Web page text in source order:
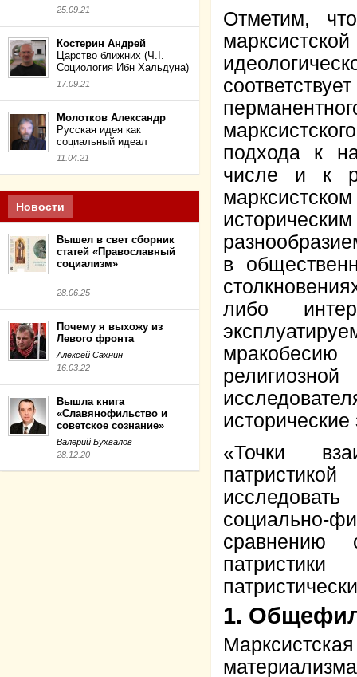
25.09.21
Костерин Андрей
Царство ближних (Ч.I.
Социология Ибн Хальдуна)
17.09.21
Молотков Александр
Русская идея как
социальный идеал
11.04.21
Новости
Вышел в свет сборник
статей «Православный
социализм»
28.06.25
Почему я выхожу из
Левого фронта
Алексей Сахнин
16.03.22
Вышла книга
«Славянофильство и
советское сознание»
Валерий Бухвалов
28.12.20
Отметим,
подхода к
числе и к
в
либо
мракобесию
«Точки
социально-
сравнению
1.